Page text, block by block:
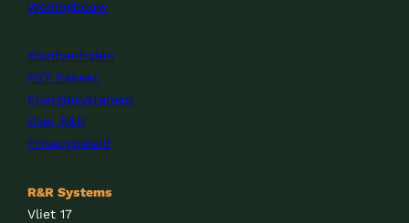
Woningbouw
Klantverhalen
PVT Paneel
Energiesystemen
Over R&R
Privacybeleid
R&R Systems
Vliet 17